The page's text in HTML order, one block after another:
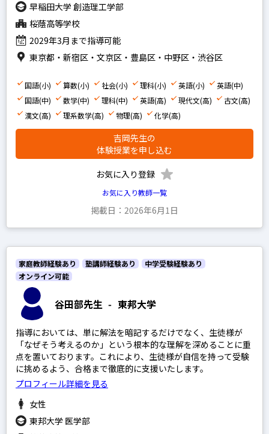
早稲田大学 創造理工学部
桜蔭高等学校
2029年3月まで指導可能
東京都・新宿区・文京区・豊島区・中野区・渋谷区
国語(小) 算数(小) 社会(小) 理科(小) 英語(小)
英語(中)
国語(中)
数学(中) 理科(中) 英語(高) 現代文(高)
古文(高)
漢文(高)
理系数学(高) 物理(高) 化学(高)
吉岡先生の
体験授業を申し込む
お気に入り登録
お気に入り教師一覧
掲載日：2026年6月1日
谷田部先生 - 東邦大学
家庭教師経験あり 塾講師経験あり
中学受験経験あり
オンライン可能
指導においては、単に解法を暗記するだけでなく、生徒様が
「なぜそう考えるのか」という根本的な理解を深めることに重
点を置いております。これにより、生徒様が自信を持って受験
に挑めるよう、合格まで徹底的に支援いたします。
プロフィール詳細を見る
女性
東邦大学 医学部